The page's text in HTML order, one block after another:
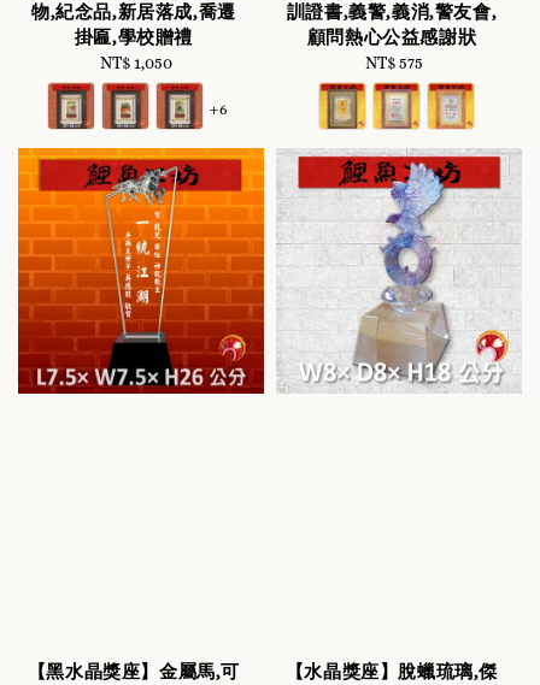
物,紀念品,新居落成,喬遷
掛匾,學校贈禮
Regular
price
NT$ 1,050
+6
訓證書,義警,義消,警友會,
顧問熱心公益感謝狀
Regular
price
NT$ 575
【黑水晶獎座】金屬馬,可
【水晶獎座】脫蠟琉璃,傑